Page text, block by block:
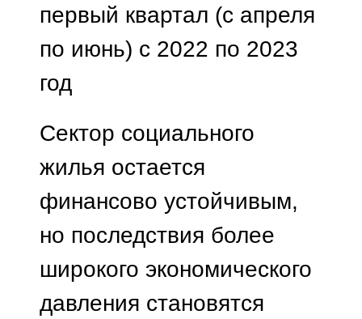
первый квартал (с апреля
по июнь) с 2022 по 2023
год
Сектор социального
жилья остается
финансово устойчивым,
но последствия более
широкого экономического
давления становятся